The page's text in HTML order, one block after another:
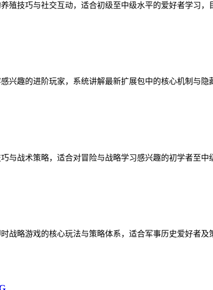
殖技巧与社交互动，适合初级至中级水平的爱好者学习
兴趣的进阶玩家，系统讲解最新扩展包中的核心机制与
与战术策略，适合对冒险与战略学习感兴趣的初学者至
战略游戏的核心玩法与策略体系，适合军事历史爱好者